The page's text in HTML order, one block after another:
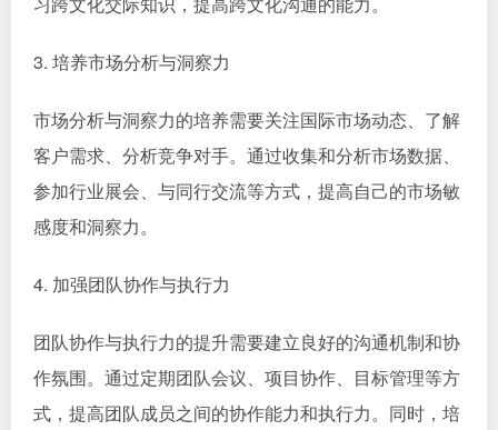
3. 培养市场分析与洞察力
市场分析与洞察力的培养需要关注国际市场动态、了解
客户需求、分析竞争对手。通过收集和分析市场数据、
参加行业展会、与同行交流等方式，提高自己的市场敏
感度和洞察力。
4. 加强团队协作与执行力
团队协作与执行力的提升需要建立良好的沟通机制和协
作氛围。通过定期团队会议、项目协作、目标管理等方
式，提高团队成员之间的协作能力和执行力。同时，培